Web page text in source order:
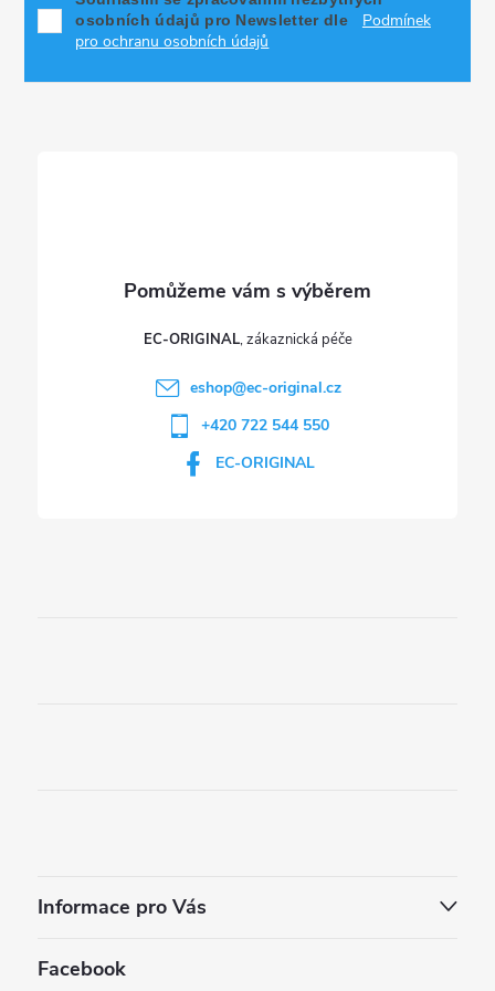
osobních údajů pro Newsletter dle
Podmínek
pro ochranu osobních údajů
EC-ORIGINAL
eshop@ec-original.cz
+420 722 544 550
EC-ORIGINAL
Informace pro Vás
Facebook